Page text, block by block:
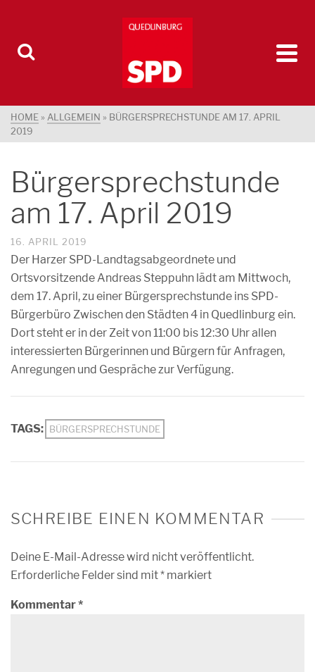
HOME » ALLGEMEIN » BÜRGERSPRECHSTUNDE AM 17. APRIL
2019
Bürgersprechstunde
am 17. April 2019
16. APRIL 2019
Der Harzer SPD-Landtagsabgeordnete und
Ortsvorsitzende Andreas Steppuhn lädt am Mittwoch,
dem 17. April, zu einer Bürgersprechstunde ins SPD-
Bürgerbüro Zwischen den Städten 4 in Quedlinburg ein.
Dort steht er in der Zeit von 11:00 bis 12:30 Uhr allen
interessierten Bürgerinnen und Bürgern für Anfragen,
Anregungen und Gespräche zur Verfügung.
TAGS: BÜRGERSPRECHSTUNDE
SCHREIBE EINEN KOMMENTAR
Deine E-Mail-Adresse wird nicht veröffentlicht.
Erforderliche Felder sind mit* markiert
Kommentar*